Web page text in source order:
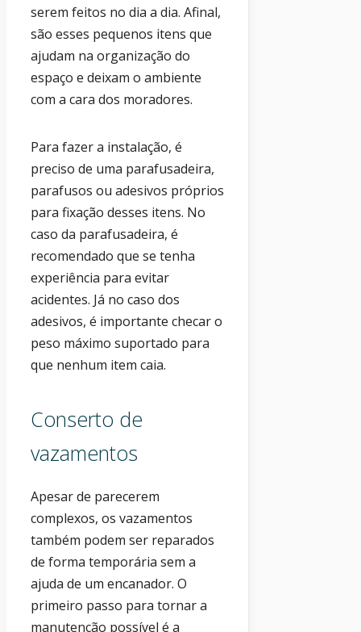
serem feitos no dia a dia. Afinal,
são esses pequenos itens que
ajudam na organização do
espaço e deixam o ambiente
com a cara dos moradores.
Para fazer a instalação, é
preciso de uma parafusadeira,
parafusos ou adesivos próprios
para fixação desses itens. No
caso da parafusadeira, é
recomendado que se tenha
experiência para evitar
acidentes. Já no caso dos
adesivos, é importante checar o
peso máximo suportado para
que nenhum item caia.
Conserto de
vazamentos
Apesar de parecerem
complexos, os vazamentos
também podem ser reparados
de forma temporária sem a
ajuda de um encanador. O
primeiro passo para tornar a
manutenção possível é a